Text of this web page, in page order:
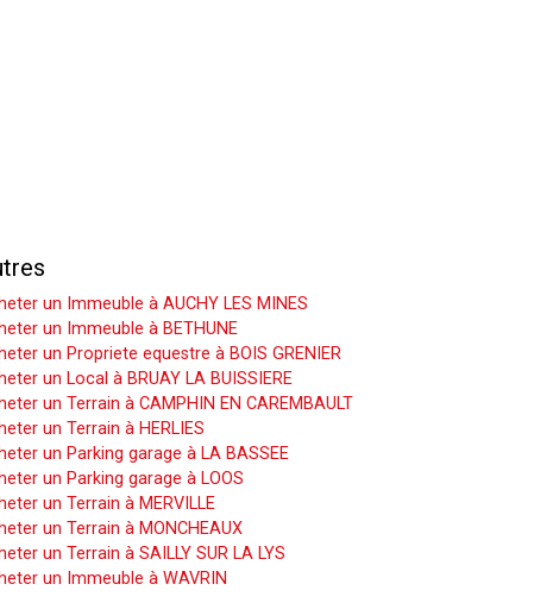
un Immeuble à AUCHY LES MINES
un Immeuble à BETHUNE
un Propriete equestre à BOIS GRENIER
un Local à BRUAY LA BUISSIERE
un Terrain à CAMPHIN EN CAREMBAULT
un Terrain à HERLIES
un Parking garage à LA BASSEE
un Parking garage à LOOS
un Terrain à MERVILLE
un Terrain à MONCHEAUX
un Terrain à SAILLY SUR LA LYS
un Immeuble à WAVRIN